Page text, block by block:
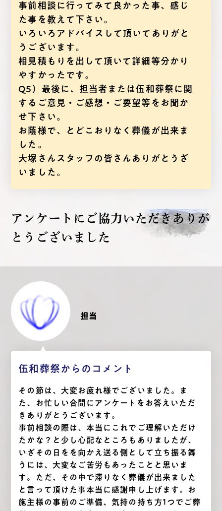
事前相談に行ってみて良かった事、感じ
た事を教えて下さい。
いろいろアドバイスして頂いてありがと
うございます。
相見積もりを出して頂いて詳細等分かり
やすかったです。
Q5）最後に、担当者または伍和葬祭に関
するご意見・ご感想・ご要望等をお聞か
せ下さい。
お蔭様で、とどこおりなく葬儀が出来ま
した。
大塚さんスタッフの皆さんありがとうざ
いました。
アンケートにご協力いただきありが
とうございました
伍和葬祭からのコメント
その節は、大変お疲れ様でございました。ま
た、お忙しい合間にアンケートをお答えいただ
きありがとうございます。
事前相談の際は、本当にこれでご理解いただけ
たかな？と少し心配なところもありましたが、
いざその日をを向かえ送る側として立ち振る舞
うには、大変なご苦労もあったことと思いま
す。ただ、その中で滞りなく葬儀が出来ました
と言って頂けた事本当に感謝申し上げます。お
施主様の事前のご準備、気持の持ち方1つでご葬
担当